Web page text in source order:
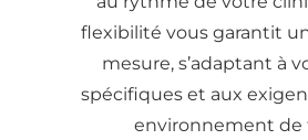
flexibilité vous garantit
mesure, s’adaptant à
spécifiques et aux
environnement de